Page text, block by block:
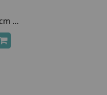
Meuble laqué JOLIE MÔME 81 cm 2 tiroirs avec vasque céramique - poignées Chrome - DECOTEC Réf. 1814001